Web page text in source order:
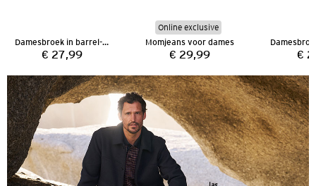
Damesbroek in barrel-model
Prijs:
€ 27,99
Online exclusive
Momjeans voor dames
Prijs:
€ 29,99 €